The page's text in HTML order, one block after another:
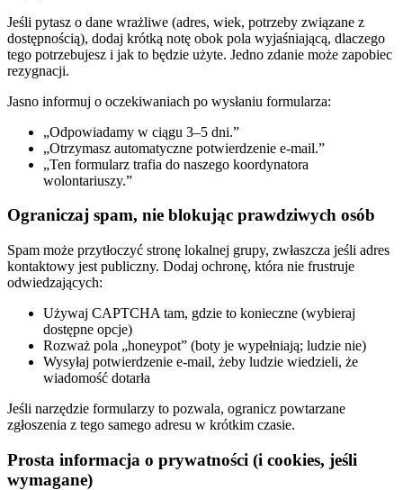
Jeśli pytasz o dane wrażliwe (adres, wiek, potrzeby związane z
dostępnością), dodaj krótką notę obok pola wyjaśniającą, dlaczego
tego potrzebujesz i jak to będzie użyte. Jedno zdanie może zapobiec
rezygnacji.
Jasno informuj o oczekiwaniach po wysłaniu formularza:
„Odpowiadamy w ciągu 3–5 dni.”
„Otrzymasz automatyczne potwierdzenie e-mail.”
„Ten formularz trafia do naszego koordynatora
wolontariuszy.”
Ograniczaj spam, nie blokując prawdziwych osób
Spam może przytłoczyć stronę lokalnej grupy, zwłaszcza jeśli adres
kontaktowy jest publiczny. Dodaj ochronę, która nie frustruje
odwiedzających:
Używaj CAPTCHA tam, gdzie to konieczne (wybieraj
dostępne opcje)
Rozważ pola „honeypot” (boty je wypełniają; ludzie nie)
Wysyłaj potwierdzenie e-mail, żeby ludzie wiedzieli, że
wiadomość dotarła
Jeśli narzędzie formularzy to pozwala, ogranicz powtarzane
zgłoszenia z tego samego adresu w krótkim czasie.
Prosta informacja o prywatności (i cookies, jeśli
wymagane)